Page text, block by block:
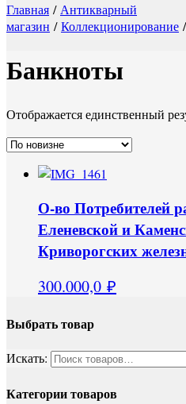
Главная / Антикварный
магазин /Коллекционирование
Банкноты
Отображается единственный
О-во Потребителей
Еленевской и
Криворогских
300.000,0 ₽
Выбрать товар
Искать:
Категории товаров